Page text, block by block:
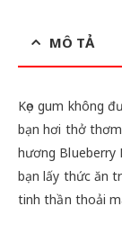
MÔ TẢ
Kẹo gum không
bạn hơi thở
hương Blueberry
bạn lấy thức ăn
tinh thần thoải